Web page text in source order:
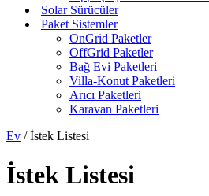
Solar Sürücüler
Paket Sistemler
OnGrid Paketler
OffGrid Paketler
Bağ Evi Paketleri
Villa-Konut Paketleri
Arıcı Paketleri
Karavan Paketleri
Ev / İstek Listesi
İstek Listesi